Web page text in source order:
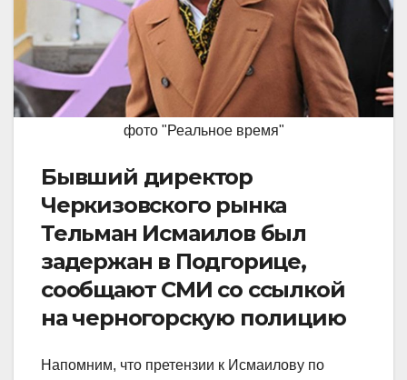
фото "Реальное время"
Бывший директор
Черкизовского рынка
Тельман Исмаилов был
задержан в Подгорице,
сообщают СМИ со ссылкой
на черногорскую полицию
Напомним, что претензии к Исмаилову по